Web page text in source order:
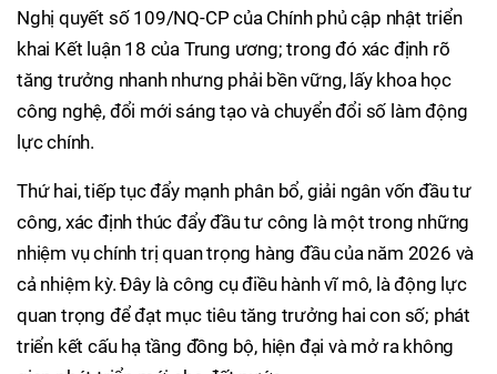
Nghị quyết số 109/NQ-CP của Chính phủ cập nhật triển
khai Kết luận 18 của Trung ương; trong đó xác định rõ
tăng trưởng nhanh nhưng phải bền vững, lấy khoa học
công nghệ, đổi mới sáng tạo và chuyển đổi số làm động
lực chính.
Thứ hai, tiếp tục đẩy mạnh phân bổ, giải ngân vốn đầu tư
công, xác định thúc đẩy đầu tư công là một trong những
nhiệm vụ chính trị quan trọng hàng đầu của năm 2026 và
cả nhiệm kỳ. Đây là công cụ điều hành vĩ mô, là động lực
quan trọng để đạt mục tiêu tăng trưởng hai con số; phát
triển kết cấu hạ tầng đồng bộ, hiện đại và mở ra không